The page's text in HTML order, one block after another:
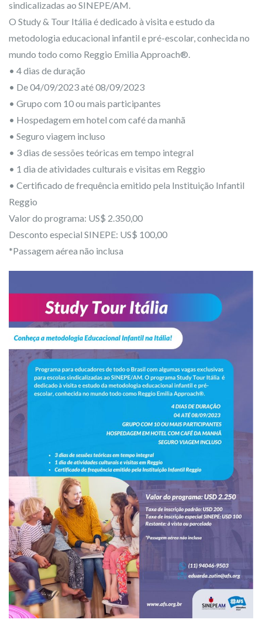
sindicalizadas ao SINEPE/AM.
O Study & Tour Itália é dedicado à visita e estudo da
metodologia educacional infantil e pré-escolar, conhecida no
mundo todo como Reggio Emilia Approach®️.
• 4 dias de duração
• De 04/09/2023 até 08/09/2023
• Grupo com 10 ou mais participantes
• Hospedagem em hotel com café da manhã
• Seguro viagem incluso
• 3 dias de sessões teóricas em tempo integral
• 1 dia de atividades culturais e visitas em Reggio
• Certificado de frequência emitido pela Instituição Infantil
Reggio
Valor do programa: US$ 2.350,00
Desconto especial SINEPE: US$ 100,00
*Passagem aérea não inclusa